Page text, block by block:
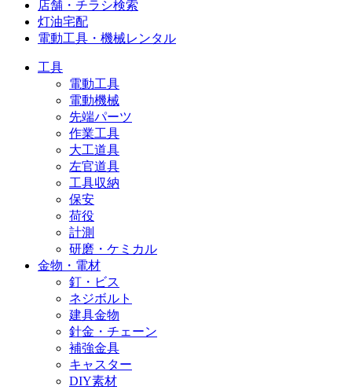
店舗・チラシ検索
灯油宅配
電動工具・機械レンタル
工具
電動工具
電動機械
先端パーツ
作業工具
大工道具
左官道具
工具収納
保安
荷役
計測
研磨・ケミカル
金物・電材
釘・ビス
ネジボルト
建具金物
針金・チェーン
補強金具
キャスター
DIY素材